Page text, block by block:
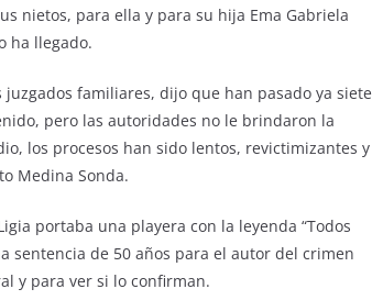
nietos, para ella y para su hija Ema Gabriela
ha llegado.
familiares, dijo que han pasado ya siete
pero las autoridades no le brindaron la
los procesos han sido lentos, revictimizantes y
Medina Sonda.
portaba una playera con la leyenda “Todos
sentencia de 50 años para el autor del crimen
y para ver si lo confirman.